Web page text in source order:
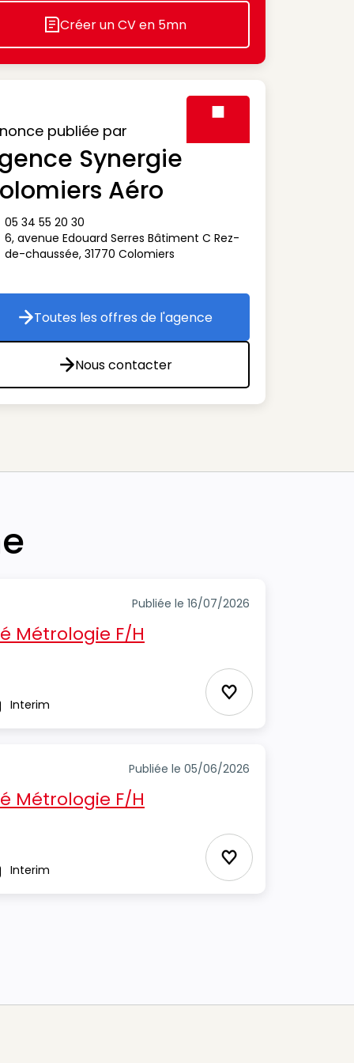
Icon decorative
Créer un CV en 5mn
publiée par
Synergie
Aéro
téléphone
05 34 55 20 30
adresse
6, avenue Edouard Serres Bâtiment C Rez-
de-chaussée, 31770 Colomiers
Toutes les offres de l'agence
Toutes les offres de l'agence
Nous contacter
Nous contacter
Publiée le 16/07/2026
Métrologie F/H
Interim Ajouter aux
Publiée le 05/06/2026
Métrologie F/H
Interim Ajouter aux